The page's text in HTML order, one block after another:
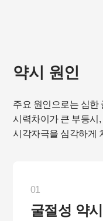
약시 원인
주요 원인으로는 심한
시력차이가 큰 부등시
시각자극을 심각하게
01
굴절성 약시